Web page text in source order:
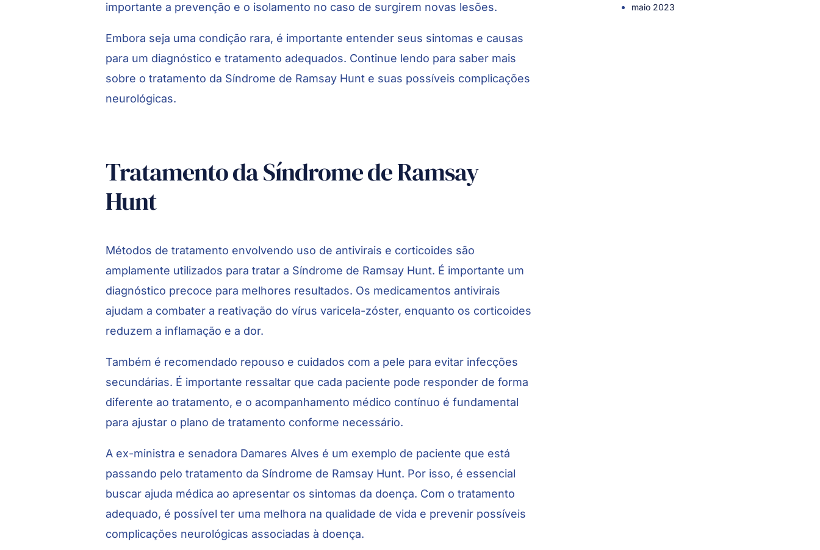
importante a prevenção e o isolamento no caso de surgirem novas lesões.
Embora seja uma condição rara, é importante entender seus sintomas e causas
para um diagnóstico e tratamento adequados. Continue lendo para saber mais
sobre o tratamento da Síndrome de Ramsay Hunt e suas possíveis complicações
neurológicas.
Tratamento da Síndrome de Ramsay
Hunt
Métodos de tratamento envolvendo uso de antivirais e corticoides são
amplamente utilizados para tratar a Síndrome de Ramsay Hunt. É importante um
diagnóstico precoce para melhores resultados. Os medicamentos antivirais
ajudam a combater a reativação do vírus varicela-zóster, enquanto os corticoides
reduzem a inflamação e a dor.
Também é recomendado repouso e cuidados com a pele para evitar infecções
secundárias. É importante ressaltar que cada paciente pode responder de forma
diferente ao tratamento, e o acompanhamento médico contínuo é fundamental
para ajustar o plano de tratamento conforme necessário.
A ex-ministra e senadora Damares Alves é um exemplo de paciente que está
passando pelo tratamento da Síndrome de Ramsay Hunt. Por isso, é essencial
buscar ajuda médica ao apresentar os sintomas da doença. Com o tratamento
adequado, é possível ter uma melhora na qualidade de vida e prevenir possíveis
complicações neurológicas associadas à doença.
maio 2023